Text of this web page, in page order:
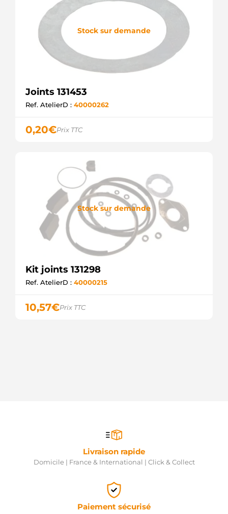
Stock sur demande
Joints 131453
Ref. AtelierD : 40000262
0,20€Prix TTC
Stock sur demande
Kit joints 131298
Ref. AtelierD : 40000215
10,57€Prix TTC
Livraison rapide
Domicile | France & International | Click & Collect
Paiement sécurisé